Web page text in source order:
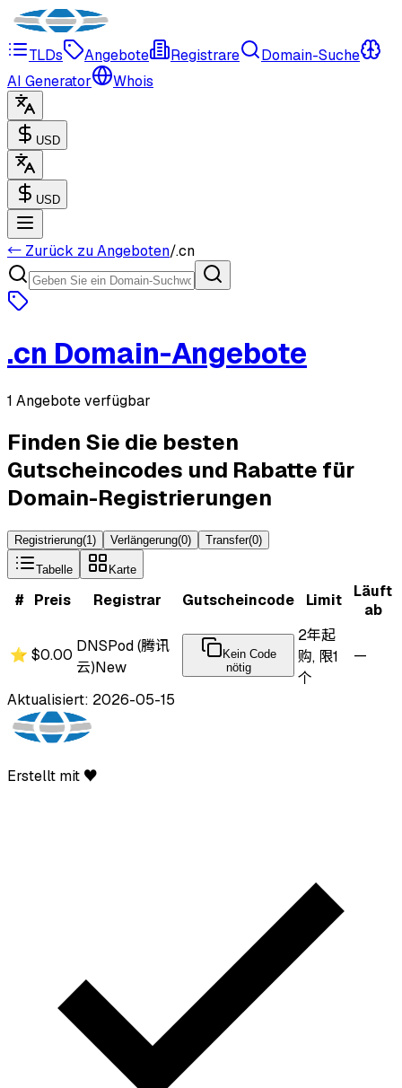
TLDs Angebote Registrare
Domain-Suche
AI Generator
Whois
USD
USD
← Zurück zu Angeboten/.cn
.cn Domain-Angebote
1 Angebote verfügbar
Finden Sie die besten
Gutscheincodes und Rabatte für
Domain-Registrierungen
Registrierung(1) Verlängerung(0) Transfer(0)
Tabelle Karte
# Preis Registrar Gutscheincode Limit
Läuft
ab
⭐ $0.00 DNSPod (腾讯
云)New
Kein Code
nötig
2年起
购, 限1
个
—
Aktualisiert: 2026-05-15
Erstellt mit ♥